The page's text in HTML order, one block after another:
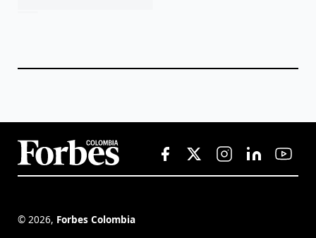
© 2026, Forbes Colombia